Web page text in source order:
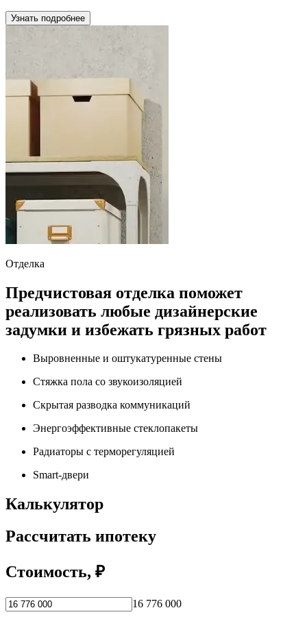
Узнать подробнее
Отделка
Предчистовая отделка поможет
реализовать любые дизайнерские
задумки и избежать грязных работ
Выровненные и оштукатуренные стены
Стяжка пола со звукоизоляцией
Скрытая разводка коммуникаций
Энергоэффективные стеклопакеты
Радиаторы с терморегуляцией
Smart-двери
Калькулятор
Рассчитать ипотеку
Стоимость, ₽
16 776 000